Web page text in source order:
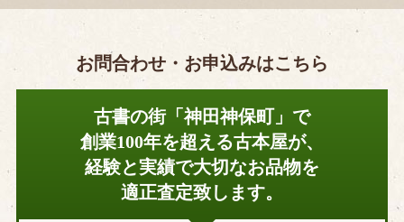
お問合わせ・お申込みはこちら
古書の街「神田神保町」で
創業100年を超える古本屋が、
経験と実績で大切なお品物を
適正査定致します。